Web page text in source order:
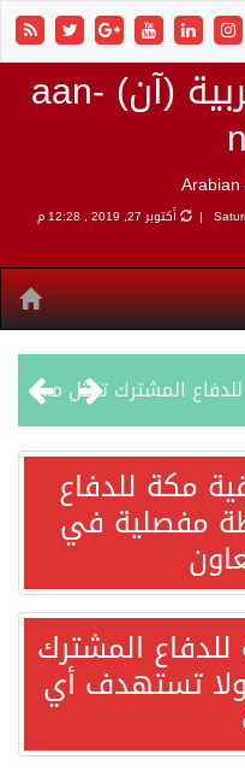
صحيفة الأنباء العربية (آن) aan-
أكتوبر 27, 2019 , 12:28 م
شهباز شريف: اتفاقية مكة للدفاع المشترك تمثل محطة مفصلية في مسار التعاون
أردوغان: اتفاقية مكة للدفاع المشترك تعزز التعاون الأمني ولا تستهدف أي دولة
صدور بيان مشترك لقمة مكة المكرمة للدفاع المشترك بين المملكة العربية السعودية والجمهورية التركية وجمهورية باكستان الإسلامية.
بمشاركة السعودية.. اجتماع رباعي يبحث خفض التصعيد ومعالجة التحديات الأمنية الراهنة
مكة للدفاع
مفصلية في
المشترك
ولا تستهدف أي